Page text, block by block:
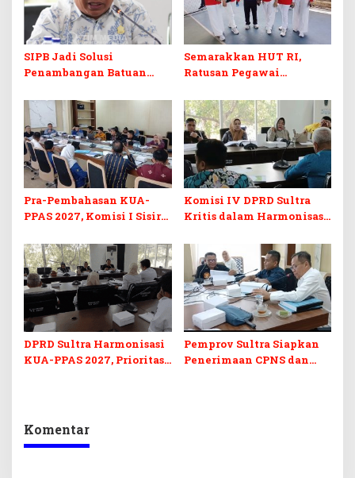
SIPB Jadi Solusi
Penambangan Batuan
di Sultra
Semarakkan HUT RI,
Ratusan Pegawai
Ikuti Lomba Bola Gotong
Pra-Pembahasan KUA-
PPAS 2027, Komisi I Sisir
Berkelanjutan
Komisi IV DPRD Sultra
Kritis dalam Harmonisasi
Perubahan APBD 2026
DPRD Sultra Harmonisasi
KUA-PPAS 2027, Prioritas
Pemprov Sultra Siapkan
Penerimaan CPNS dan
Komentar